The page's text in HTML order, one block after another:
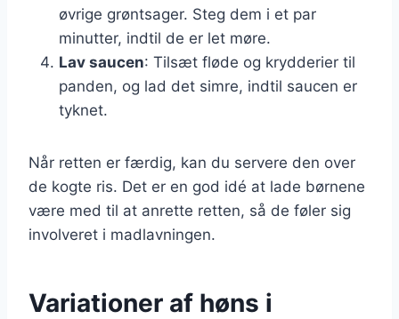
øvrige grøntsager. Steg dem i et par
minutter, indtil de er let møre.
Lav saucen: Tilsæt fløde og krydderier til
panden, og lad det simre, indtil saucen er
tyknet.
Når retten er færdig, kan du servere den over
de kogte ris. Det er en god idé at lade børnene
være med til at anrette retten, så de føler sig
involveret i madlavningen.
Variationer af høns i